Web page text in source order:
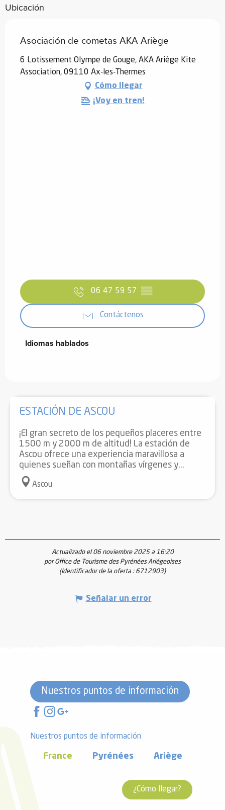
Ubicación
Asociación de cometas AKA Ariège
6 Lotissement Olympe de Gouge, AKA Ariège Kite
Association, 09110 Ax-les-Thermes
Cómo llegar
¡Voy en tren!
06 47 59 57 ▒▒
Contáctenos
Idiomas hablados
Idiomas hablados
ESTACIÓN DE ASCOU
¡El gran secreto de los pequeños placeres entre
1500 m y 2000 m de altitud! La estación de
Ascou ofrece una experiencia maravillosa a
quienes sueñan con montañas vírgenes y...
Ascou
Actualizado el 06 noviembre 2025 a 16:20
por Office de Tourisme des Pyrénées Ariégeoises
(Identificador de la oferta : 6712903)
Señalar un error
Nuestros puntos de información
Nuestros puntos de información
France Pyrénées Ariège
¿Cómo llegar?